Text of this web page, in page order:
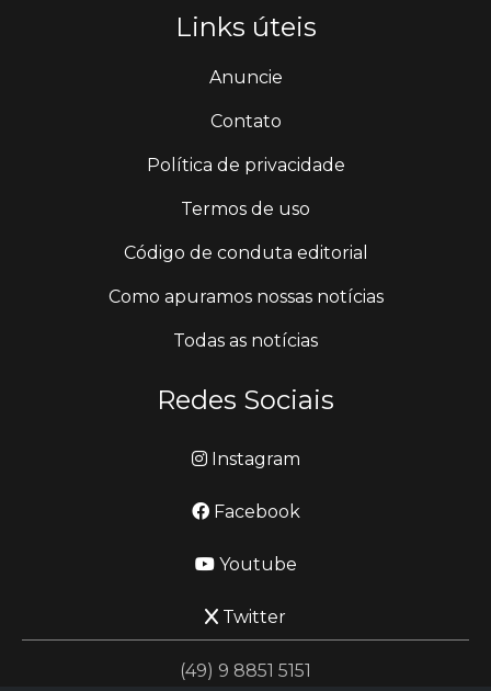
Links úteis
Anuncie
Contato
Política de privacidade
Termos de uso
Código de conduta editorial
Como apuramos nossas notícias
Todas as notícias
Redes Sociais
Instagram
Facebook
Youtube
Twitter
(49) 9 8851 5151